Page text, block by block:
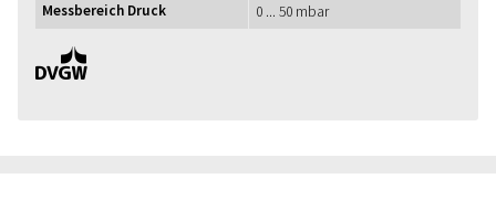
Messbereich Druck 0 ... 50 mbar
DVGW